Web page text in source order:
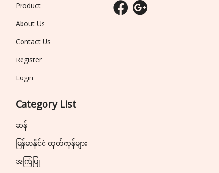
Product
About Us
Contact Us
Register
Login
Category List
ဆန်
မြန်မာနိုင်ငံ ထုတ်ကုန်များ
အကြံပြု